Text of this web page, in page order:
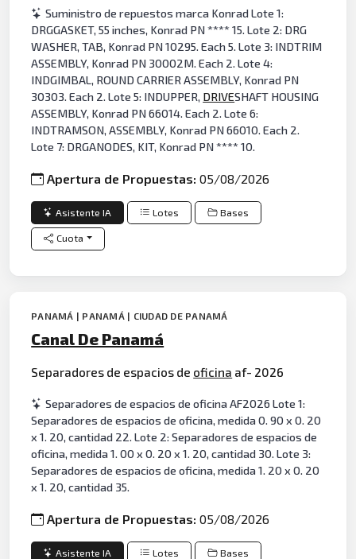
Suministro de repuestos marca Konrad Lote 1:
DRGGASKET, 55 inches, Konrad PN **** 15. Lote 2: DRG
WASHER, TAB, Konrad PN 10295. Each 5. Lote 3: INDTRIM
ASSEMBLY, Konrad PN 30002M. Each 2. Lote 4:
INDGIMBAL, ROUND CARRIER ASSEMBLY, Konrad PN
30303. Each 2. Lote 5: INDUPPER, DRIVESHAFT HOUSING
ASSEMBLY, Konrad PN 66014. Each 2. Lote 6:
INDTRAMSON, ASSEMBLY, Konrad PN 66010. Each 2.
Lote 7: DRGANODES, KIT, Konrad PN **** 10.
Apertura de Propuestas:05/08/2026
Asistente IA Lotes Bases
Cuota
PANAMÁ | PANAMÁ | CIUDAD DE PANAMÁ
Canal De Panamá
Separadores de espacios de oficina af- 2026
Separadores de espacios de oficina AF2026 Lote 1:
Separadores de espacios de oficina, medida 0. 90 x 0. 20
x 1. 20, cantidad 22. Lote 2: Separadores de espacios de
oficina, medida 1. 00 x 0. 20 x 1. 20, cantidad 30. Lote 3:
Separadores de espacios de oficina, medida 1. 20 x 0. 20
x 1. 20, cantidad 35.
Apertura de Propuestas:05/08/2026
Asistente IA Lotes Bases